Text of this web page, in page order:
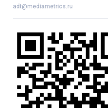
adt@mediametrics.ru